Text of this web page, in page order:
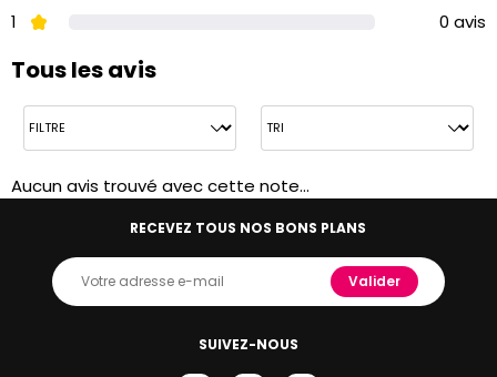
1
0 avis
Tous les avis
Aucun avis trouvé avec cette note...
SUIVEZ-NOUS
RECEVEZ TOUS NOS BONS PLANS
Valider